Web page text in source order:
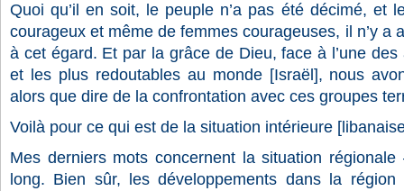
Quoi qu’il en soit, le peuple n’a pas été décimé, et
courageux et même de femmes courageuses, il n’y a
à cet égard. Et par la grâce de Dieu, face à l’une
et les plus redoutables au monde [Israël], nous
alors que dire de la confrontation avec ces groupes
Voilà pour ce qui est de la situation intérieure
Mes derniers mots concernent la situation
long. Bien sûr, les développements dans la